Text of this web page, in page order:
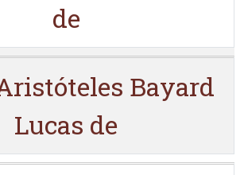
de
Bayard
Lucas de